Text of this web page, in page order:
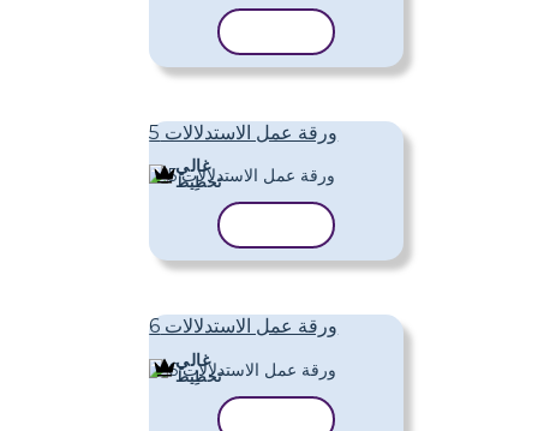
ورقة عمل الاستدلالات 5
غالي
تَخطِيط
ورقة عمل الاستدلالات 6
غالي
تَخطِيط